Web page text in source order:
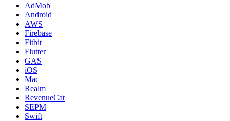
AdMob
Android
AWS
Firebase
Fitbit
Flutter
GAS
iOS
Mac
Realm
RevenueCat
SEPM
Swift